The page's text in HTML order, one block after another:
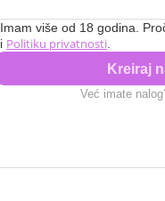
Imam više od 18 godina.
i Politiku privatnosti
Kreiraj
Već imate